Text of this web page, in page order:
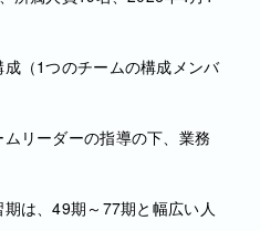
成（1つのチームの構成メンバ
リーダーの指導の下、業務
は、49期～77期と幅広い人